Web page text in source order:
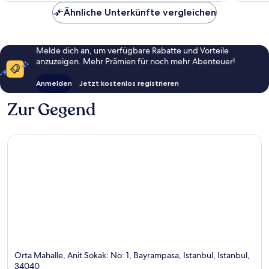
Ähnliche Unterkünfte vergleichen
Melde dich an, um verfügbare Rabatte und Vorteile
anzuzeigen. Mehr Prämien für noch mehr Abenteuer!
Anmelden Jetzt kostenlos registrieren
Zur Gegend
Orta Mahalle, Anit Sokak: No: 1, Bayrampasa, Istanbul, Istanbul,
34040